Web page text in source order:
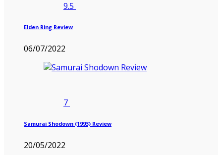
9.5
Elden Ring Review
06/07/2022
7
Samurai Shodown (1993) Review
20/05/2022